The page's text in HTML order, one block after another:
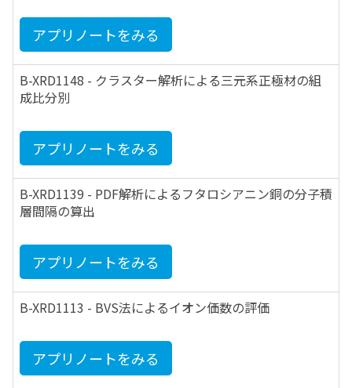
アプリノートをみる
B-XRD1148 - クラスター解析による三元系正極材の組
成比分別
アプリノートをみる
B-XRD1139 - PDF解析によるフタロシアニン銅の分子積
層間隔の算出
アプリノートをみる
B-XRD1113 - BVS法によるイオン価数の評価
アプリノートをみる